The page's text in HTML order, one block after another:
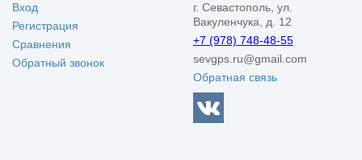
Вход
Регистрация
Сравнения
Обратный звонок
г. Севастополь, ул.
Вакуленчука, д. 12
+7 (978) 748-48-55
sevgps.ru@gmail.com
Обратная связь